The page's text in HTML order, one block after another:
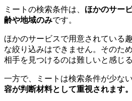
ミートの検索条件は、 ほかのサー
齢や地域のみです。
ほかのサービスで用意されている
な絞り込みはできません。そのた
相手を見つけるのは難しいと感じ
一方で、ミートは検索条件が少ない
容が判断材料として重視されます。